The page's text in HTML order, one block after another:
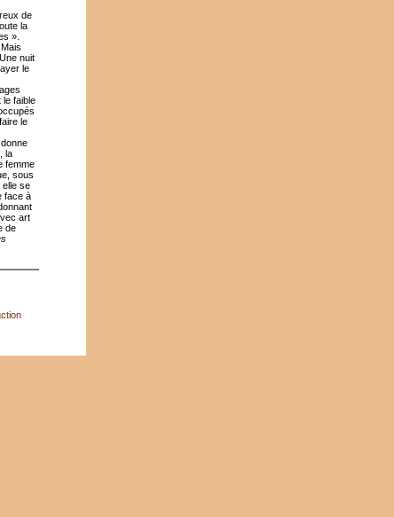
de
la
».
nuit
le
faible
le
la
femme
sous
elle se
face à
art
de